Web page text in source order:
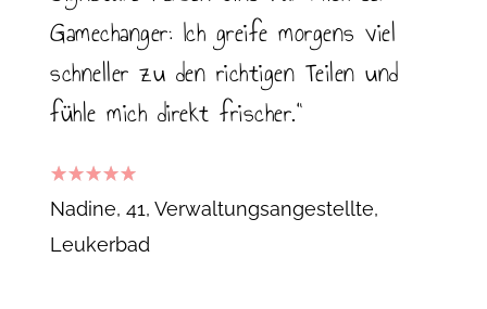
Gamechanger: Ich greife morgens viel
schneller zu den richtigen Teilen und
fühle mich direkt frischer.“
5 out of 5
Nadine, 41, Verwaltungsangestellte
Leukerbad